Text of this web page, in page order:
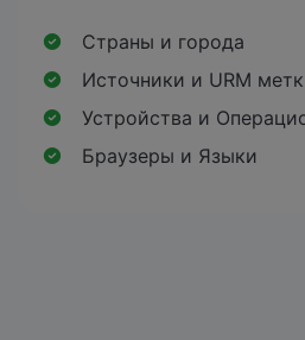
Страны и города
Источники и URM
Устройства и
Браузеры и Языки